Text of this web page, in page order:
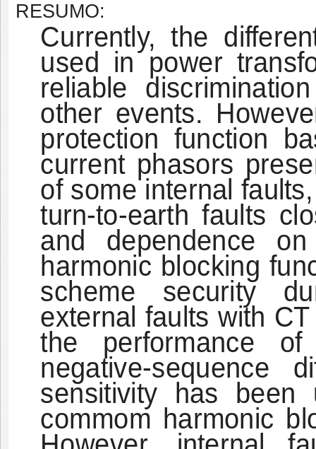
RESUMO:
Currently, the
used in power
reliable
other events.
protection function
current phasors
of some internal
turn-to-earth faults
and dependence
harmonic blocking
scheme security
external faults with
the performance
negative-sequence
sensitivity has
commom harmonic